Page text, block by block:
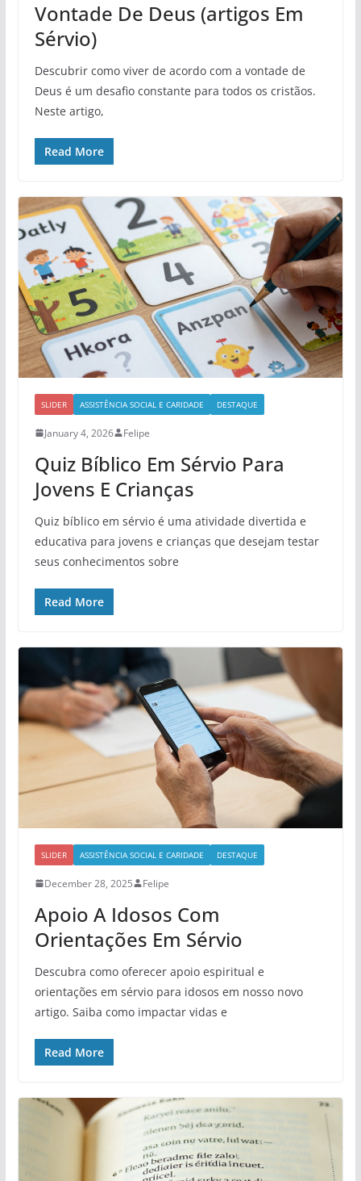
Vontade De Deus (artigos Em
Sérvio)
Descubrir como viver de acordo com a vontade de
Deus é um desafio constante para todos os cristãos.
Neste artigo,
Read More
SLIDER ASSISTÊNCIA SOCIAL E CARIDADE DESTAQUE
January 4, 2026 Felipe
Quiz Bíblico Em Sérvio Para
Jovens E Crianças
Quiz bíblico em sérvio é uma atividade divertida e
educativa para jovens e crianças que desejam testar
seus conhecimentos sobre
Read More
SLIDER ASSISTÊNCIA SOCIAL E CARIDADE DESTAQUE
December 28, 2025 Felipe
Apoio A Idosos Com
Orientações Em Sérvio
Descubra como oferecer apoio espiritual e
orientações em sérvio para idosos em nosso novo
artigo. Saiba como impactar vidas e
Read More